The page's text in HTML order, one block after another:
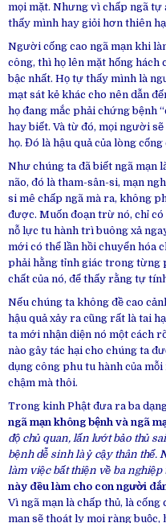
mọi mặt. Nhưng vì chấp ngã tự
thấy mình hay giỏi hơn thiên
Người cống cao ngã mạn khi
công, thì họ lên mặt hống hách
bậc nhất. Họ tự thấy mình là
mạt sát kẻ khác cho nên dẫn
họ đang mắc phải chứng bệnh
hay biết. Và từ đó, mọi người
họ. Đó là hậu quả của lòng
Như chúng ta đã biết ngã mạn
não, đó là tham-sân-si, mạn
si mê chấp ngã mà ra, không
được. Muốn đoạn trừ nó, chỉ
nỗ lực tu hành trì buông xả
mới có thể lần hồi chuyển hóa
phải hằng tỉnh giác trong từng
chất của nó, để thấy rằng tự
Nếu chúng ta không đề cao
hậu quả xảy ra cũng rất là tai
ta mới nhận diện nó một cách
nào gây tác hại cho chúng ta
dụng công phu tu hành của
chậm mà thôi.
Trong kinh Phật đưa ra ba
ngã mạn không bệnh và ngã
độ chủ quan, lấn lướt bảo thủ
bệnh dễ sinh là ỷ cậy thân thể.
làm việc bất thiện về ba nghiệp
này đều làm cho con người
Vì ngã mạn là chấp thủ, là
mạn sẽ thoát ly mọi ràng buộc,